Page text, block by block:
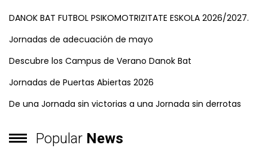
DANOK BAT FUTBOL PSIKOMOTRIZITATE ESKOLA 2026/2027.
Jornadas de adecuación de mayo
Descubre los Campus de Verano Danok Bat
Jornadas de Puertas Abiertas 2026
De una Jornada sin victorias a una Jornada sin derrotas
Popular News